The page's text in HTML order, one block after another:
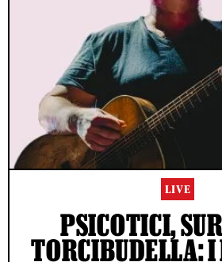
LIVE
PSICOTICI,
TORCIBUDELLA: